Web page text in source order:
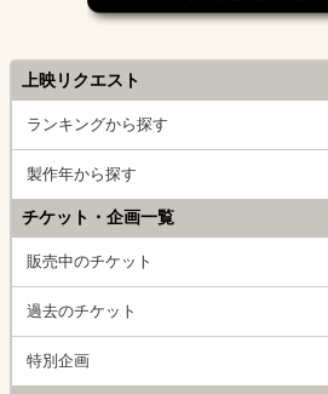
上映リクエスト
ランキングから探す
製作年から探す
チケット・企画一覧
販売中のチケット
過去のチケット
特別企画